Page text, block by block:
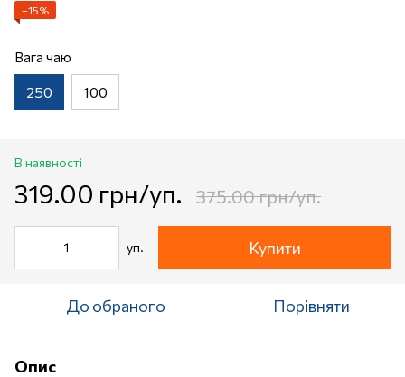
−15%
Вага чаю
250 100
В наявності
319.00 грн/уп. 375.00 грн/уп.
уп. Купити
До обраного Порівняти
Опис